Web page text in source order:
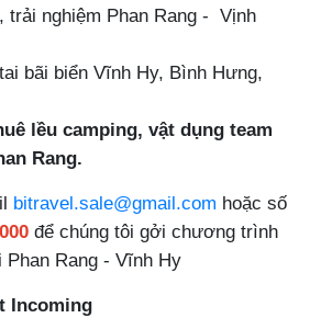
trải nghiệm Phan Rang - Vịnh
bãi biển Vĩnh Hy, Bình Hưng,
lều camping, vật dụng team
Rang.
bitravel.sale@gmail.com hoặc số
để chúng tôi gởi chương trình
Phan Rang - Vĩnh Hy
Incoming